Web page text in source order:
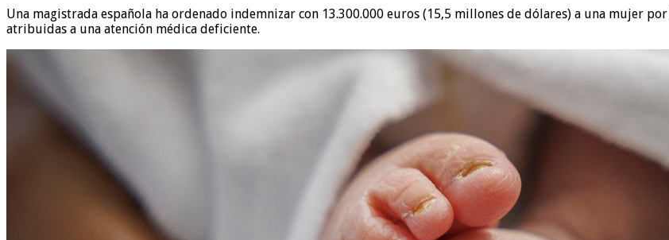
Una magistrada española ha ordenado indemnizar con 13.300.000 euros (15,5 millones de dólares) a una mujer
atribuidas a una atención médica deficiente.